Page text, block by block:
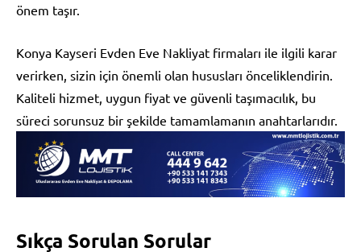
önem taşır.
Konya Kayseri Evden Eve Nakliyat firmaları ile ilgili karar
verirken, sizin için önemli olan hususları önceliklendirin.
Kaliteli hizmet, uygun fiyat ve güvenli taşımacılık, bu
süreci sorunsuz bir şekilde tamamlamanın anahtarlarıdır.
Sıkça Sorulan Sorular